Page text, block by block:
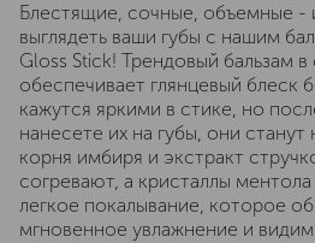
Блестящие, сочные, объемные -
выглядеть ваши губы с нашим
Gloss Stick! Трендовый бальзам
обеспечивает глянцевый блеск
кажутся яркими в стике, но
нанесете их на губы, они
корня имбиря и экстракт
согревают, а кристаллы
легкое покалывание, которое
мгновенное увлажнение и